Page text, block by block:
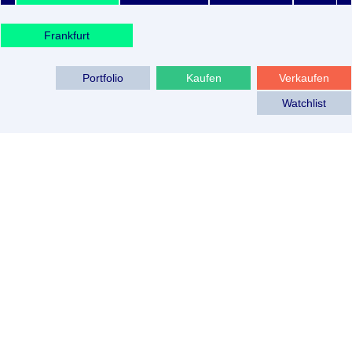
Frankfurt
Verkaufen
Kaufen
Portfolio
Watchlist